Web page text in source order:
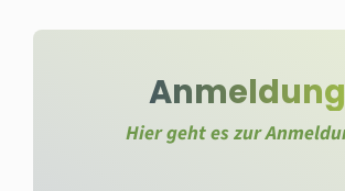
Anmeldung
Hier geht es zur